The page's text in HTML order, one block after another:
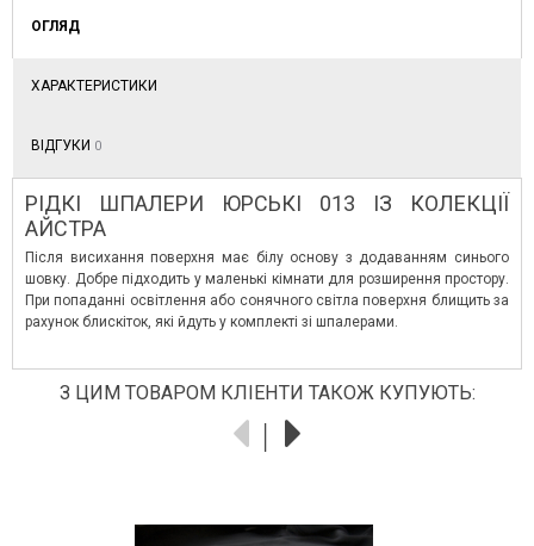
ОГЛЯД
ХАРАКТЕРИСТИКИ
ВІДГУКИ 0
РІДКІ ШПАЛЕРИ ЮРСЬКІ 013 ІЗ КОЛЕКЦІЇ
АЙСТРА
Після висихання поверхня має білу основу з додаванням синього
шовку. Добре підходить у маленькі кімнати для розширення простору.
При попаданні освітлення або сонячного світла поверхня блищить за
рахунок блискіток, які йдуть у комплекті зі шпалерами.
З ЦИМ ТОВАРОМ КЛІЕНТИ ТАКОЖ КУПУЮТЬ: